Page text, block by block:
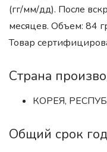
(гг/мм/дд). После
месяцев. Объем: 84
Товар
Страна
КОРЕЯ,
Общий срок